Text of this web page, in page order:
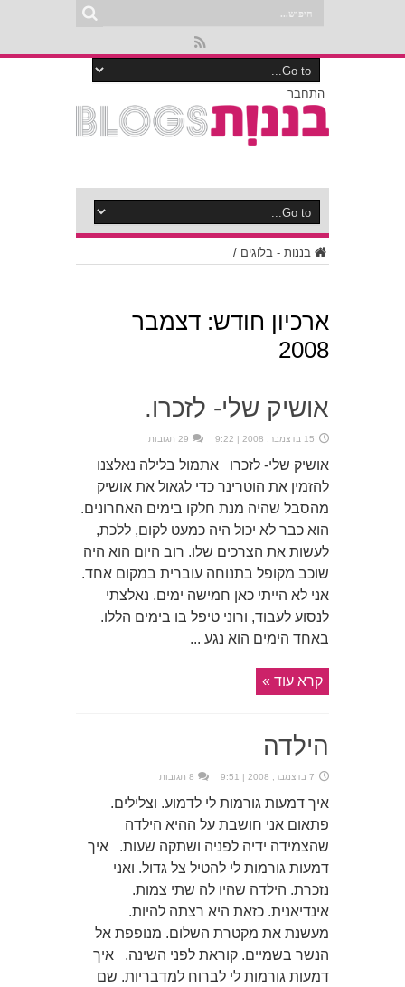
התחבר
בננות - בלוגים /
ארכיון חודש: דצמבר
2008
אושיק שלי- לזכרו.
15 בדצמבר, 2008 | 9:22 29 תגובות
אושיק שלי- לזכרו אתמול בלילה נאלצנו
להזמין את הוטרינר כדי לגאול את אושיק
מהסבל שהיה מנת חלקו בימים האחרונים.
הוא כבר לא יכול היה כמעט לקום, ללכת,
לעשות את הצרכים שלו. רוב היום הוא היה
שוכב מקופל בתנוחה עוברית במקום אחד.
אני לא הייתי כאן חמישה ימים. נאלצתי
לנסוע לעבוד, ורוני טיפל בו בימים הללו.
באחד הימים הוא נגע ...
קרא עוד »
הילדה
7 בדצמבר, 2008 | 9:51 8 תגובות
איך דמעות גורמות לי לדמוע. וצלילים.
פתאום אני חושבת על ההיא הילדה
שהצמידה ידיה לפניה ושתקה שעות. איך
דמעות גורמות לי להטיל צל גדול. ואני
נזכרת. הילדה שהיו לה שתי צמות.
אינדיאנית. כזאת היא רצתה להיות.
מעשנת את מקטרת השלום. מנופפת אל
הנשר בשמיים. קוראת לפני השינה. איך
דמעות גורמות לי לברוח למדבריות. שם